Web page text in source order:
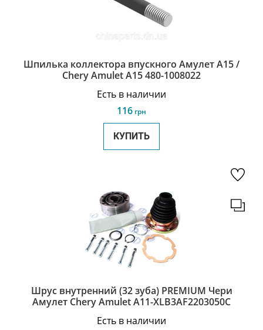
Шпилька коллектора впускного Амулет А15 /
Chery Amulet A15 480-1008022
Есть в наличии
116 грн
КУПИТЬ
Шрус внутренний (32 зуба) PREMIUM Чери
Амулет Chery Amulet A11-XLB3AF2203050C
Есть в наличии